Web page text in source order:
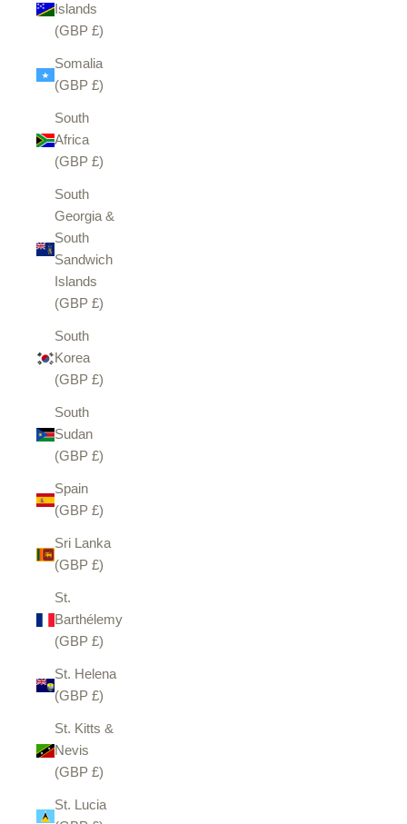
Islands
(GBP £)
Somalia
(GBP £)
South
Africa
(GBP £)
South
Georgia &
South
Sandwich
Islands
(GBP £)
South
Korea
(GBP £)
South
Sudan
(GBP £)
Spain
(GBP £)
Sri Lanka
(GBP £)
St.
Barthélemy
(GBP £)
St. Helena
(GBP £)
St. Kitts &
Nevis
(GBP £)
St. Lucia